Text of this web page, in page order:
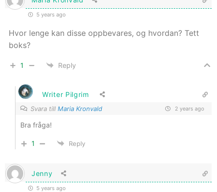
5 years ago
Hvor lenge kan disse oppbevares, og hvordan? Tett
boks?
1 Reply
Writer Pilgrim
Svara till Maria Kronvald 2 years ago
Bra fråga!
1 Reply
Jenny
5 years ago